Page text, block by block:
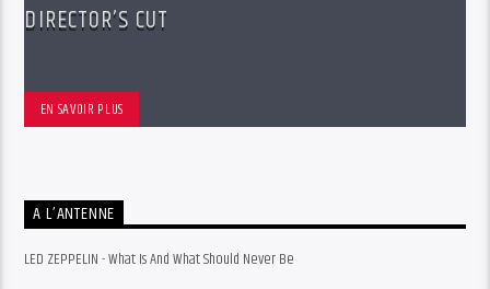
DIRECTOR’S CUT
EN SAVOIR PLUS
A L’ANTENNE
LED ZEPPELIN - What Is And What Should Never Be